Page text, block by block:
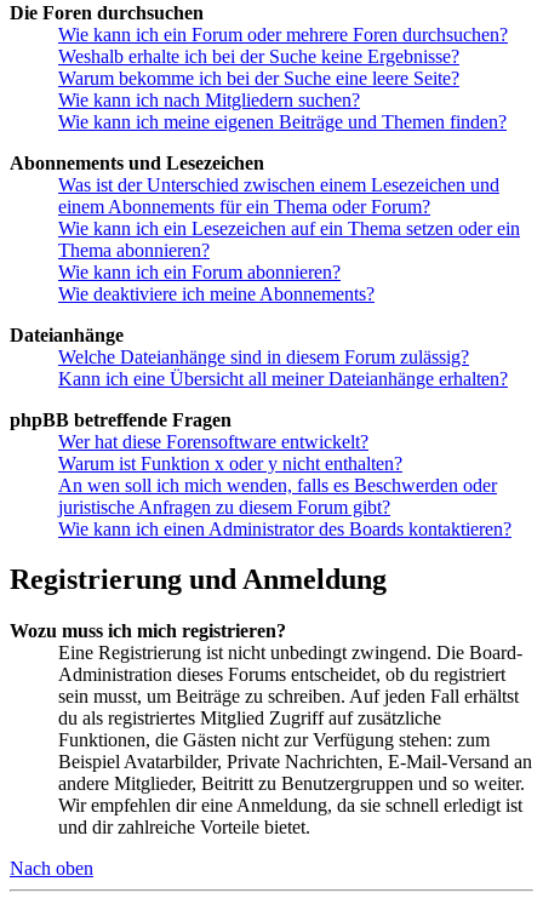
Die Foren durchsuchen
Wie kann ich ein Forum oder mehrere Foren durchsuchen?
Weshalb erhalte ich bei der Suche keine Ergebnisse?
Warum bekomme ich bei der Suche eine leere Seite?
Wie kann ich nach Mitgliedern suchen?
Wie kann ich meine eigenen Beiträge und Themen finden?
Abonnements und Lesezeichen
Was ist der Unterschied zwischen einem Lesezeichen und
einem Abonnements für ein Thema oder Forum?
Wie kann ich ein Lesezeichen auf ein Thema setzen oder ein
Thema abonnieren?
Wie kann ich ein Forum abonnieren?
Wie deaktiviere ich meine Abonnements?
Dateianhänge
Welche Dateianhänge sind in diesem Forum zulässig?
Kann ich eine Übersicht all meiner Dateianhänge erhalten?
phpBB betreffende Fragen
Wer hat diese Forensoftware entwickelt?
Warum ist Funktion x oder y nicht enthalten?
An wen soll ich mich wenden, falls es Beschwerden oder
juristische Anfragen zu diesem Forum gibt?
Wie kann ich einen Administrator des Boards kontaktieren?
Registrierung und Anmeldung
Wozu muss ich mich registrieren?
Eine Registrierung ist nicht unbedingt zwingend. Die Board-
Administration dieses Forums entscheidet, ob du registriert
sein musst, um Beiträge zu schreiben. Auf jeden Fall erhältst
du als registriertes Mitglied Zugriff auf zusätzliche
Funktionen, die Gästen nicht zur Verfügung stehen: zum
Beispiel Avatarbilder, Private Nachrichten, E-Mail-Versand an
andere Mitglieder, Beitritt zu Benutzergruppen und so weiter.
Wir empfehlen dir eine Anmeldung, da sie schnell erledigt ist
und dir zahlreiche Vorteile bietet.
Nach oben